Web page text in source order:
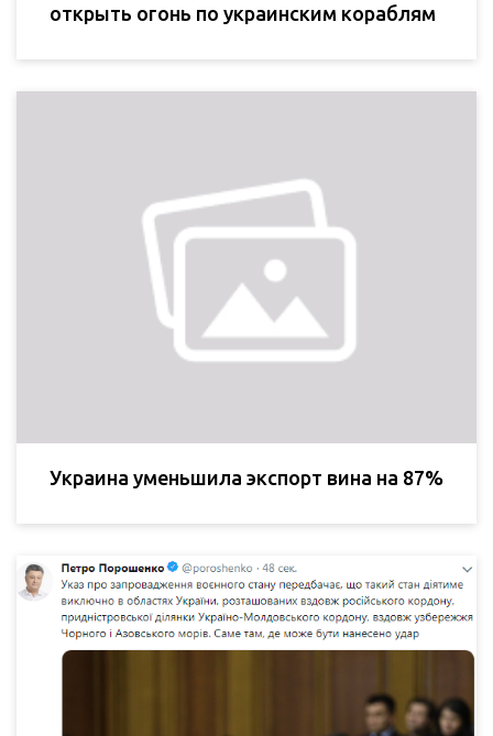
открыть огонь по украинским кораблям
Украина уменьшила экспорт вина на 87%